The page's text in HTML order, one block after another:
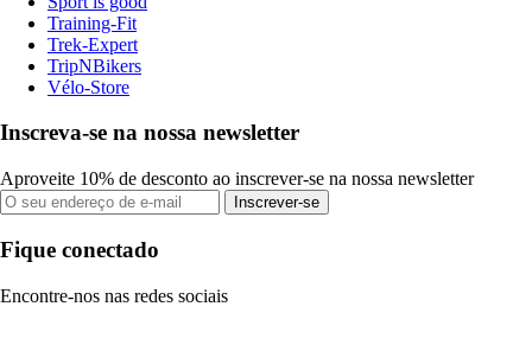
Training-Fit
Trek-Expert
TripNBikers
Vélo-Store
Inscreva-se na nossa newsletter
Aproveite 10% de desconto ao inscrever-se na nossa newsletter
Inscrever-se
Fique conectado
Encontre-nos nas redes sociais